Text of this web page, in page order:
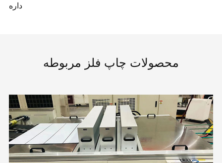
داره
محصولات چاپ فلز مربوطه